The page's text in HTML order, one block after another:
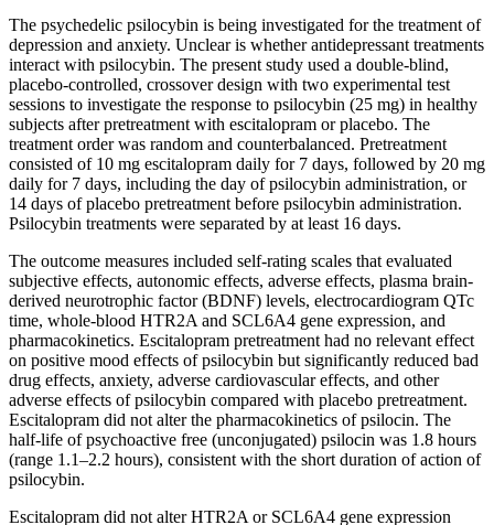
The psychedelic psilocybin is being investigated for the treatment of
depression and anxiety. Unclear is whether antidepressant treatments
interact with psilocybin. The present study used a double-blind,
placebo-controlled, crossover design with two experimental test
sessions to investigate the response to psilocybin (25 mg) in healthy
subjects after pretreatment with escitalopram or placebo. The
treatment order was random and counterbalanced. Pretreatment
consisted of 10 mg escitalopram daily for 7 days, followed by 20 mg
daily for 7 days, including the day of psilocybin administration, or
14 days of placebo pretreatment before psilocybin administration.
Psilocybin treatments were separated by at least 16 days.
The outcome measures included self-rating scales that evaluated
subjective effects, autonomic effects, adverse effects, plasma brain-
derived neurotrophic factor (BDNF) levels, electrocardiogram QTc
time, whole-blood HTR2A and SCL6A4 gene expression, and
pharmacokinetics. Escitalopram pretreatment had no relevant effect
on positive mood effects of psilocybin but significantly reduced bad
drug effects, anxiety, adverse cardiovascular effects, and other
adverse effects of psilocybin compared with placebo pretreatment.
Escitalopram did not alter the pharmacokinetics of psilocin. The
half-life of psychoactive free (unconjugated) psilocin was 1.8 hours
(range 1.1–2.2 hours), consistent with the short duration of action of
psilocybin.
Escitalopram did not alter HTR2A or SCL6A4 gene expression